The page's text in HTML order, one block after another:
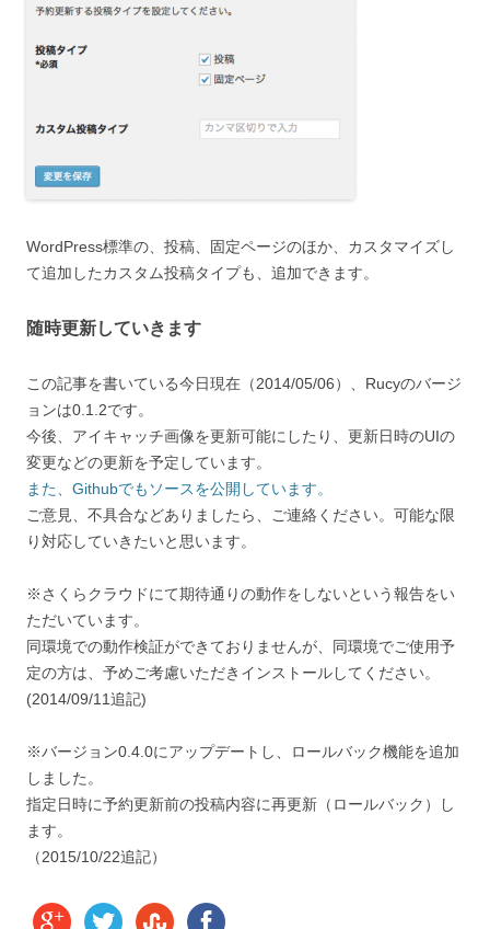
WordPress標準の、投稿、固定ページのほか、カスタマイズし
て追加したカスタム投稿タイプも、追加できます。
随時更新していきます
この記事を書いている今日現在（2014/05/06）、Rucyのバージ
ョンは0.1.2です。
今後、アイキャッチ画像を更新可能にしたり、更新日時のUIの
変更などの更新を予定しています。
また、Githubでもソースを公開しています。
ご意見、不具合などありましたら、ご連絡ください。可能な限
り対応していきたいと思います。
※さくらクラウドにて期待通りの動作をしないという報告をい
ただいています。
同環境での動作検証ができておりませんが、同環境でご使用予
定の方は、予めご考慮いただきインストールしてください。
(2014/09/11追記)
※バージョン0.4.0にアップデートし、ロールバック機能を追加
しました。
指定日時に予約更新前の投稿内容に再更新（ロールバック）し
ます。
（2015/10/22追記）